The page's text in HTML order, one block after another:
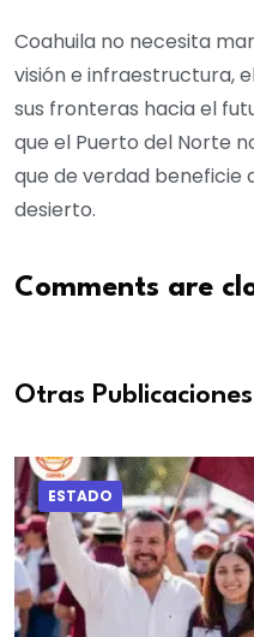
Coahuila no necesita
visión e infraestructura,
sus fronteras hacia el
que el Puerto del Norte
que de verdad beneficie
desierto.
Comments are
Otras Publicaciones
ESTADO